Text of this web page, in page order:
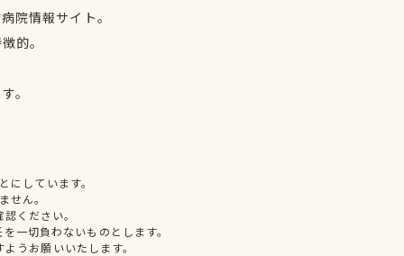
院情報サイト。
的。
。
しています。
せん。
ください。
一切負わないものとします。
うお願いいたします。